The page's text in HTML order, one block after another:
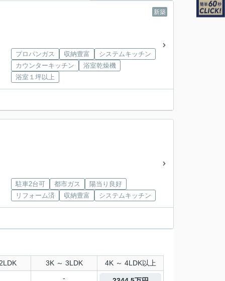
新築
プロパンガス 収納豊富
システムキッチン
カウンターキッチン
浴室乾燥機
浴室１坪以上
駐車2台可 都市ガス
陽当り良好
リフォーム済
収納豊富 システムキッチン
3K ～ 3LDK
4K ～ 4LDK以上
-